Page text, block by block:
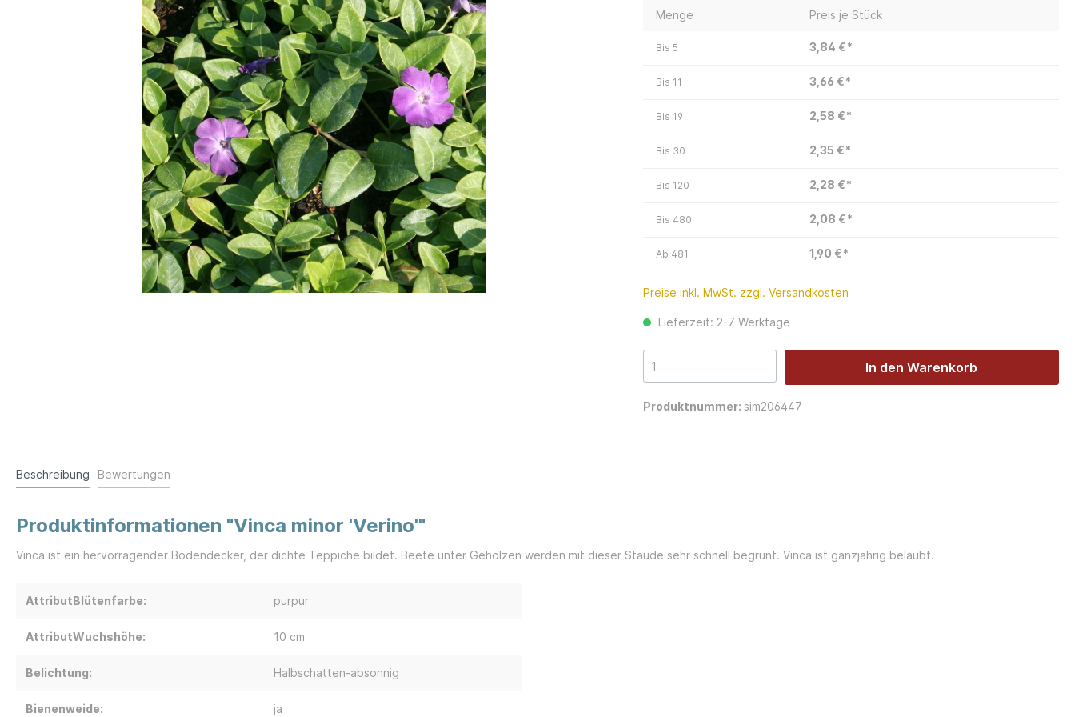
Menge Preis je Stück
Bis 5 3,84 €*
Bis 11 3,66 €*
Bis 19 2,58 €*
Bis 30 2,35 €*
Bis 120 2,28 €*
Bis 480 2,08 €*
Ab 481 1,90 €*
Preise inkl. MwSt. zzgl. Versandkosten
Lieferzeit: 2-7 Werktage
In den Warenkorb
Produktnummer: sim206447
Beschreibung Bewertungen
Produktinformationen "Vinca minor 'Verino'"
Vinca ist ein hervorragender Bodendecker, der dichte Teppiche bildet. Beete unter Gehölzen werden mit dieser Staude sehr schnell begrünt. Vinca ist ganzjährig belaubt.
AttributBlütenfarbe: purpur
AttributWuchshöhe: 10 cm
Belichtung: Halbschatten-absonnig
Bienenweide: ja